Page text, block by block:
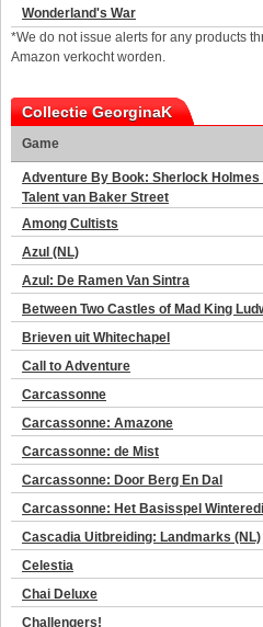
Wonderland's War
*We do not issue alerts for any products
Amazon verkocht worden.
Collectie GeorginaK
Game
Adventure By Book: Sherlock Holmes
Talent van Baker Street
Among Cultists
Azul (NL)
Azul: De Ramen Van Sintra
Between Two Castles of Mad King
Brieven uit Whitechapel
Call to Adventure
Carcassonne
Carcassonne: Amazone
Carcassonne: de Mist
Carcassonne: Door Berg En Dal
Carcassonne: Het Basisspel
Cascadia Uitbreiding: Landmarks (NL)
Celestia
Chai Deluxe
Challengers!